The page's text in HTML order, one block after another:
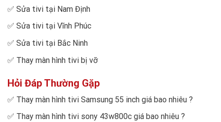
✅ Sửa tivi tại Nam Định
✅ Sửa tivi tại Vĩnh Phúc
✅ Sửa tivi tại Bắc Ninh
✅ Thay màn hình tivi bị vỡ
Hỏi Đáp Thường Gặp
✅ Thay màn hình tivi Samsung 55 inch giá bao nhiêu ?
✅ Thay màn hình tivi sony 43w800c giá bao nhiêu ?